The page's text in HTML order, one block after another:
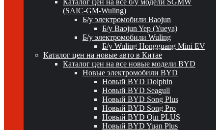
Каталог цен на все б/у модели SGMW
(SAIC-GM-Wuling)
Б/у электромобили Baojun
Б/у Baojun Yep (Yueya)
Б/у электромобили Wuling
Б/у Wuling Hongguang Mini EV
Каталог цен на новые авто в Китае
Каталог цен на все новые модели BYD
Новые электромобили BYD
Новый BYD Dolphin
Новый BYD Seagull
Новый BYD Song Plus
Новый BYD Song Pro
Новый BYD Qin PLUS
Новый BYD Yuan Plus